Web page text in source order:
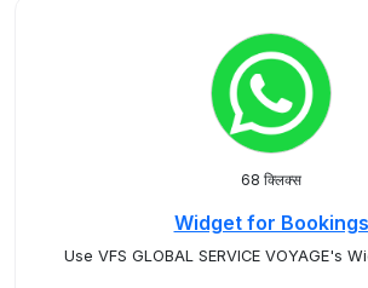
68 क्लिक्स
Widget for Bookings
Use VFS GLOBAL SERVICE VOYAGE's